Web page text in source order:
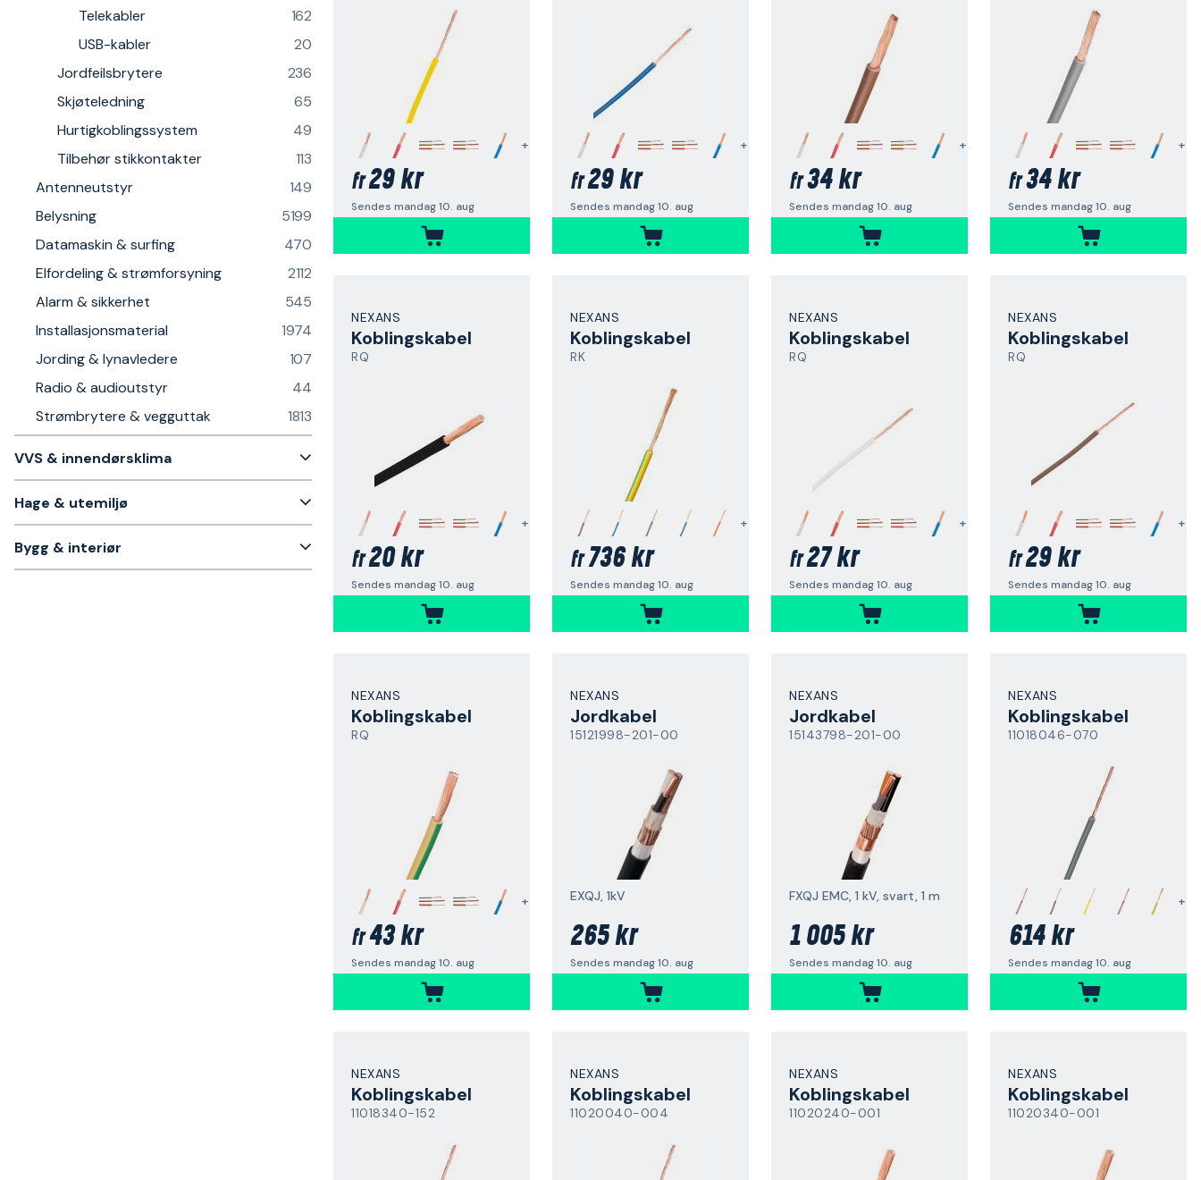
Telekabler
162
USB-kabler
20
Jordfeilsbrytere
236
Skjøteledning
65
Hurtigkoblingssystem
49
Tilbehør stikkontakter
113
Antenneutstyr
149
Belysning
5199
Datamaskin & surfing
470
Elfordeling & strømforsyning
2112
Alarm & sikkerhet
545
Installasjonsmaterial
1974
Jording & lynavledere
107
Radio & audioutstyr
44
Strømbrytere & vegguttak
1813
VVS & innendørsklima
Hage & utemiljø
Bygg & interiør
+
fr29 kr
Sendes mandag 10. aug
+
fr29 kr
Sendes mandag 10. aug
+
fr34 kr
Sendes mandag 10. aug
+
fr34 kr
Sendes mandag 10. aug
NEXANS
Koblingskabel
RQ
+
fr20 kr
Sendes mandag 10. aug
NEXANS
Koblingskabel
RK
+
fr736 kr
Sendes mandag 10. aug
NEXANS
Koblingskabel
RQ
+
fr27 kr
Sendes mandag 10. aug
NEXANS
Koblingskabel
RQ
+
fr29 kr
Sendes mandag 10. aug
NEXANS
Koblingskabel
RQ
+
fr43 kr
Sendes mandag 10. aug
NEXANS
Jordkabel
15121998-201-00
EXQJ, 1kV
265 kr
Sendes mandag 10. aug
NEXANS
Jordkabel
15143798-201-00
FXQJ EMC, 1 kV, svart, 1 m
1 005 kr
Sendes mandag 10. aug
NEXANS
Koblingskabel
11018046-070
+
614 kr
Sendes mandag 10. aug
NEXANS
Koblingskabel
11018340-152
NEXANS
Koblingskabel
11020040-004
NEXANS
Koblingskabel
11020240-001
NEXANS
Koblingskabel
11020340-001